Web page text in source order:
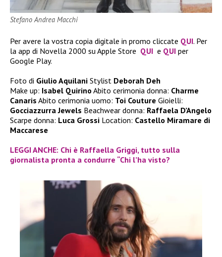
Stefano Andrea Macchi
Per avere la vostra copia digitale in promo cliccate QUI. Per
la app di Novella 2000 su Apple Store QUI e QUI per
Google Play.
Foto di Giulio Aquilani Stylist Deborah Deh
Make up: Isabel Quirino Abito cerimonia donna: Charme
Canaris Abito cerimonia uomo: Toi Couture Gioielli:
Gocciazzurra Jewels Beachwear donna: Raffaela D’Angelo
Scarpe donna: Luca Grossi Location: Castello Miramare di
Maccarese
LEGGI ANCHE: Chi è Raffaella Griggi, tutto sulla
giornalista pronta a condurre “Chi l’ha visto?